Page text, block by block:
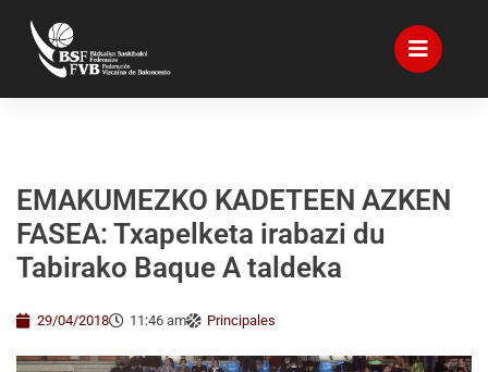
EMAKUMEZKO KADETEEN AZKEN
FASEA: Txapelketa irabazi du
Tabirako Baque A taldeka
29/04/2018 11:46 am Principales